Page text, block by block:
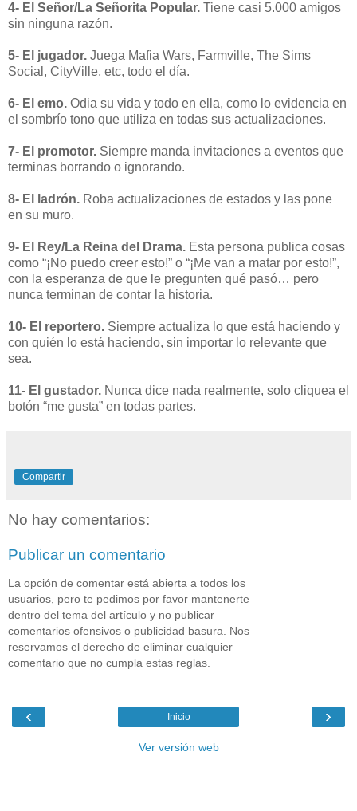
4- El Señor/La Señorita Popular. Tiene casi 5.000 amigos
sin ninguna razón.
5- El jugador. Juega Mafia Wars, Farmville, The Sims
Social, CityVille, etc, todo el día.
6- El emo. Odia su vida y todo en ella, como lo evidencia en
el sombrío tono que utiliza en todas sus actualizaciones.
7- El promotor. Siempre manda invitaciones a eventos que
terminas borrando o ignorando.
8- El ladrón. Roba actualizaciones de estados y las pone
en su muro.
9- El Rey/La Reina del Drama. Esta persona publica cosas
como “¡No puedo creer esto!” o “¡Me van a matar por esto!”,
con la esperanza de que le pregunten qué pasó… pero
nunca terminan de contar la historia.
10- El reportero. Siempre actualiza lo que está haciendo y
con quién lo está haciendo, sin importar lo relevante que
sea.
11- El gustador. Nunca dice nada realmente, solo cliquea el
botón “me gusta” en todas partes.
Compartir
No hay comentarios:
Publicar un comentario
La opción de comentar está abierta a todos los
usuarios, pero te pedimos por favor mantenerte
dentro del tema del artículo y no publicar
comentarios ofensivos o publicidad basura. Nos
reservamos el derecho de eliminar cualquier
comentario que no cumpla estas reglas.
‹ ›
Inicio
Ver versión web